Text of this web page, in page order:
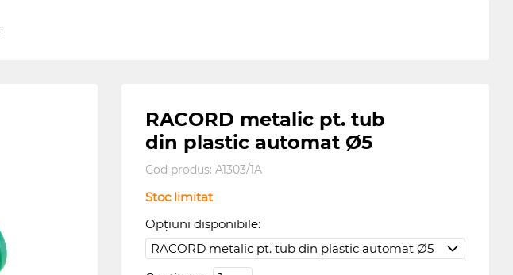
RACORD metalic pt. tub
din plastic automat Ø5
Cod produs:A1303/1A
Stoc limitat
Opțiuni disponibile: